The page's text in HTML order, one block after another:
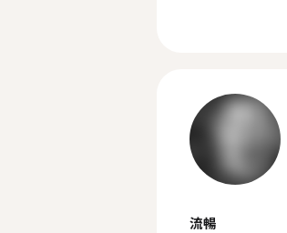
流暢